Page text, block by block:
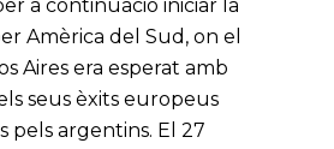
a continuació iniciar la
Amèrica del Sud, on el
Aires era esperat amb
seus èxits europeus
pels argentins. El 27